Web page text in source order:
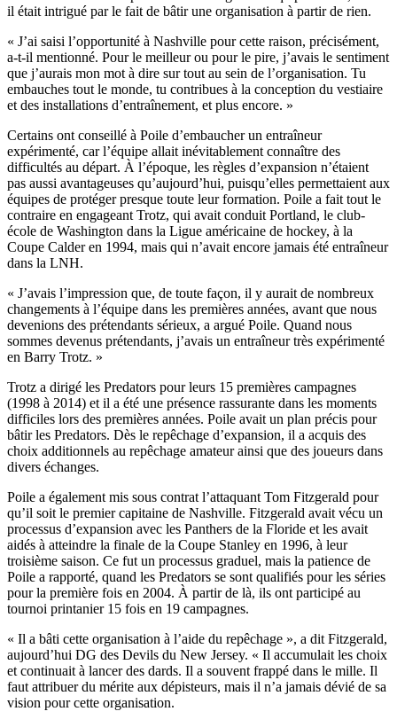
il était intrigué par le fait de bâtir une organisation à partir de rien.
« J’ai saisi l’opportunité à Nashville pour cette raison, précisément,
a-t-il mentionné. Pour le meilleur ou pour le pire, j’avais le sentiment
que j’aurais mon mot à dire sur tout au sein de l’organisation. Tu
embauches tout le monde, tu contribues à la conception du vestiaire
et des installations d’entraînement, et plus encore. »
Certains ont conseillé à Poile d’embaucher un entraîneur
expérimenté, car l’équipe allait inévitablement connaître des
difficultés au départ. À l’époque, les règles d’expansion n’étaient
pas aussi avantageuses qu’aujourd’hui, puisqu’elles permettaient aux
équipes de protéger presque toute leur formation. Poile a fait tout le
contraire en engageant Trotz, qui avait conduit Portland, le club-
école de Washington dans la Ligue américaine de hockey, à la
Coupe Calder en 1994, mais qui n’avait encore jamais été entraîneur
dans la LNH.
« J’avais l’impression que, de toute façon, il y aurait de nombreux
changements à l’équipe dans les premières années, avant que nous
devenions des prétendants sérieux, a argué Poile. Quand nous
sommes devenus prétendants, j’avais un entraîneur très expérimenté
en Barry Trotz. »
Trotz a dirigé les Predators pour leurs 15 premières campagnes
(1998 à 2014) et il a été une présence rassurante dans les moments
difficiles lors des premières années. Poile avait un plan précis pour
bâtir les Predators. Dès le repêchage d’expansion, il a acquis des
choix additionnels au repêchage amateur ainsi que des joueurs dans
divers échanges.
Poile a également mis sous contrat l’attaquant Tom Fitzgerald pour
qu’il soit le premier capitaine de Nashville. Fitzgerald avait vécu un
processus d’expansion avec les Panthers de la Floride et les avait
aidés à atteindre la finale de la Coupe Stanley en 1996, à leur
troisième saison. Ce fut un processus graduel, mais la patience de
Poile a rapporté, quand les Predators se sont qualifiés pour les séries
pour la première fois en 2004. À partir de là, ils ont participé au
tournoi printanier 15 fois en 19 campagnes.
« Il a bâti cette organisation à l’aide du repêchage », a dit Fitzgerald,
aujourd’hui DG des Devils du New Jersey. « Il accumulait les choix
et continuait à lancer des dards. Il a souvent frappé dans le mille. Il
faut attribuer du mérite aux dépisteurs, mais il n’a jamais dévié de sa
vision pour cette organisation.